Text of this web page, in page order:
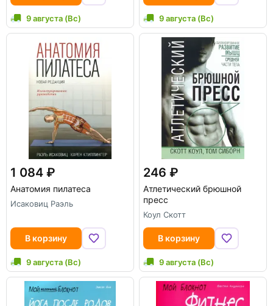
9 августа (Вс) 9 августа (Вс)
1 084
Анатомия пилатеса
Исаковиц Раэль
В корзину
9 августа (Вс)
246
Атлетический брюшной
пресс
Коул Скотт
В корзину
9 августа (Вс)